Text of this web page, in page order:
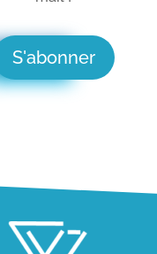
S'abonner